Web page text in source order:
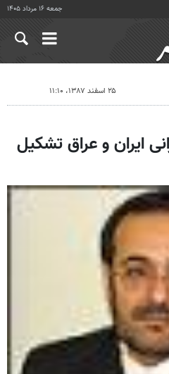
جمعه ۱۶ مرداد ۱۴۰۵
۲۵ اسفند ۱۳۸۷، ۱۱:۱۰
ایران و عراق تشکیل